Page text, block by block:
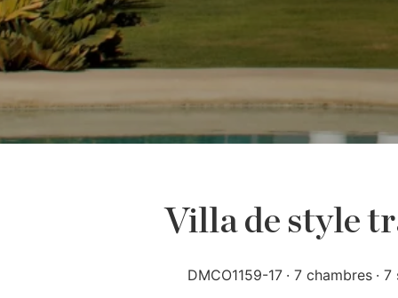
Villa de style
DMCO1159-17 7 chambres 7